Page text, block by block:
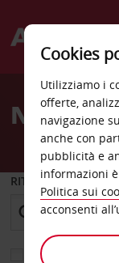
Welcome
Avis
RITIRO DA
Scegli una
Cookies
Utilizziamo i
offerte,
navigazione
anche con
pubblicità e
informazioni
Politica sui
acconsenti